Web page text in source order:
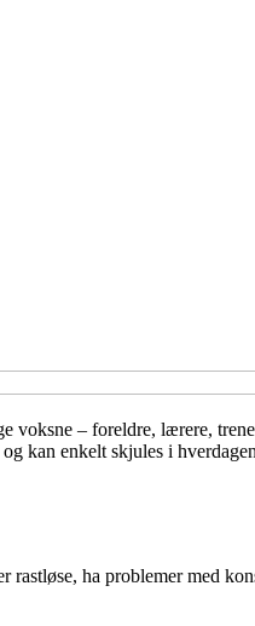
– foreldre, lærere,
kan enkelt skjules i
ha problemer med